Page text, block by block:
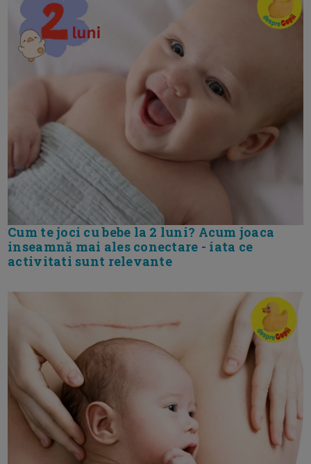
Cum te joci cu bebe la 2 luni? Acum joaca
inseamnă mai ales conectare - iata ce
activitati sunt relevante